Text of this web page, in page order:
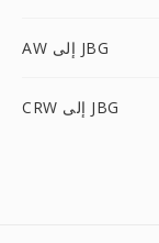
AW إلى JBG
CRW إلى JBG